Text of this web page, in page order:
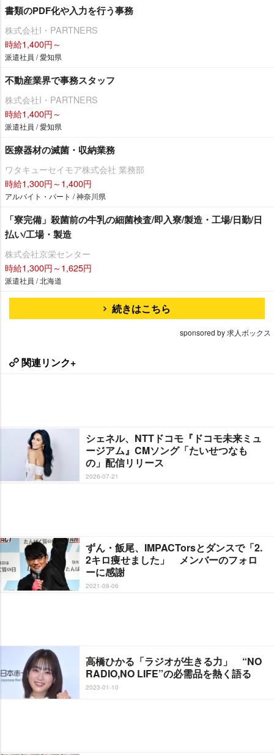
書類のPDF化や入力を行う事務
株式会社I・PARTNERS
時給1,400円～
派遣社員 / 愛知県
不動産業界で事務スタッフ
株式会社I・PARTNERS
時給1,400円～
派遣社員 / 愛知県
医療器材の滅菌・収納業務
ワタキューセイモア株式会社 業務部
時給1,300円～1,400円
アルバイト・パート / 神奈川県
「寮完備」殺菌前の牛乳の細菌検査/即入寮/製造・工場/日勤/日
払い/工場・製造
株式会社京栄センター
時給1,300円～1,625円
派遣社員 / 北海道
続きはこちら
sponsored by 求人ボックス
関連リンク+
シェネル、NTTドコモ『ドコモ未来ミュ
ージアム』CMソング「たいせつなも
の」配信リリース
2026-07-21
ずん・飯尾、IMPACTorsとダンスで「2.
2キロ痩せました」 メンバーのフォロ
ーに感謝
2021-09-06
高橋ひかる「ラジオが生きる力」 “NO
RADIO,NO LIFE”の必需品を熱く語る
2023-01-10